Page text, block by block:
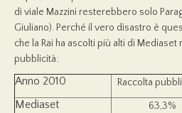
di viale Mazzini resterebbero solo
Giuliano). Perché il vero disastro è
che la Rai ha ascolti più alti di Mediaset
pubblicità:
Anno 2010 Raccolta
Mediaset 63,3%